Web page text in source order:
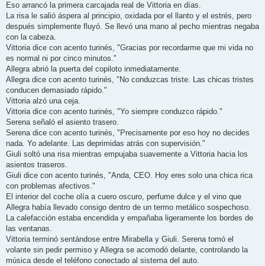
Eso arrancó la primera carcajada real de Vittoria en días.
La risa le salió áspera al principio, oxidada por el llanto y el estrés, pero
después simplemente fluyó. Se llevó una mano al pecho mientras negaba
con la cabeza.
Vittoria dice con acento turinés, "Gracias por recordarme que mi vida no
es normal ni por cinco minutos."
Allegra abrió la puerta del copiloto inmediatamente.
Allegra dice con acento turinés, "No conduzcas triste. Las chicas tristes
conducen demasiado rápido."
Vittoria alzó una ceja.
Vittoria dice con acento turinés, "Yo siempre conduzco rápido."
Serena señaló el asiento trasero.
Serena dice con acento turinés, "Precisamente por eso hoy no decides
nada. Yo adelante. Las deprimidas atrás con supervisión."
Giuli soltó una risa mientras empujaba suavemente a Vittoria hacia los
asientos traseros.
Giuli dice con acento turinés, "Anda, CEO. Hoy eres solo una chica rica
con problemas afectivos."
El interior del coche olía a cuero oscuro, perfume dulce y el vino que
Allegra había llevado consigo dentro de un termo metálico sospechoso.
La calefacción estaba encendida y empañaba ligeramente los bordes de
las ventanas.
Vittoria terminó sentándose entre Mirabella y Giuli. Serena tomó el
volante sin pedir permiso y Allegra se acomodó delante, controlando la
música desde el teléfono conectado al sistema del auto.